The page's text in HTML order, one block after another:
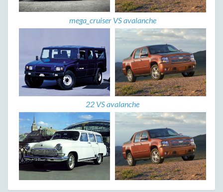
mega_cruiser VS avalanche
22 VS avalanche